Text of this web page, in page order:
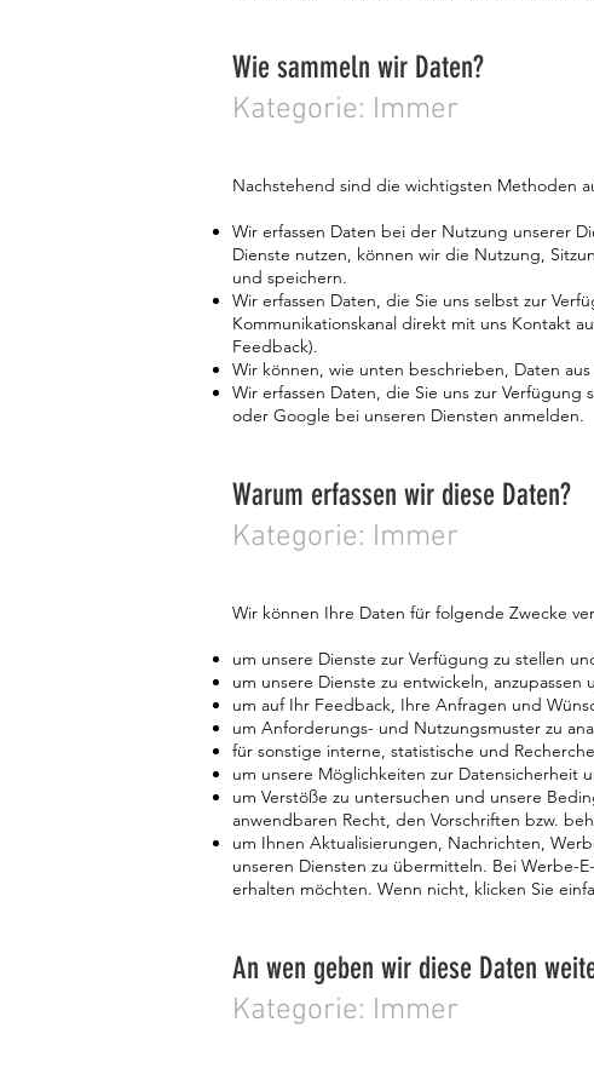
Wie sammeln wir Daten?
Kategorie: Immer
Nachstehend sind die wichtigsten Methoden
Wir erfassen Daten bei der Nutzung unserer
Dienste nutzen, können wir die Nutzung,
und speichern.
Wir erfassen Daten, die Sie uns selbst zur
Kommunikationskanal direkt mit uns Kontakt
Feedback).
Wir können, wie unten beschrieben, Daten
Wir erfassen Daten, die Sie uns zur
oder Google bei unseren Diensten anmelden.
Warum erfassen wir diese Daten?
Kategorie: Immer
Wir können Ihre Daten für folgende Zwecke
um unsere Dienste zur Verfügung zu stellen
um unsere Dienste zu entwickeln, anzupassen
um auf Ihr Feedback, Ihre Anfragen und
um Anforderungs- und Nutzungsmuster zu
für sonstige interne, statistische und
um unsere Möglichkeiten zur Datensicherheit
um Verstöße zu untersuchen und unsere
anwendbaren Recht, den Vorschriften bzw.
um Ihnen Aktualisierungen, Nachrichten,
unseren Diensten zu übermitteln. Bei Werbe-
erhalten möchten. Wenn nicht, klicken Sie
An wen geben wir diese Daten
Kategorie: Immer